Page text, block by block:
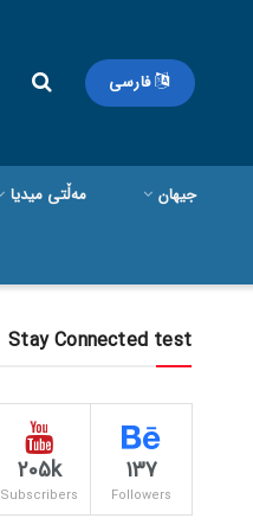
فارسی
جیهان مەڵتی میدیا
Stay Connected test
137
Followers
205k
Subscribers